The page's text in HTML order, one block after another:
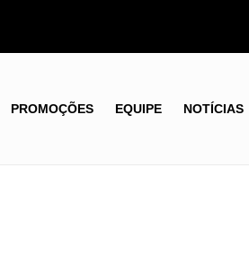
PROMOÇÕES EQUIPE NOTÍCIAS